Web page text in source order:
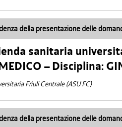
della presentazione delle
sanitaria
– Disciplina:
Friuli Centrale (ASU FC)
della presentazione delle